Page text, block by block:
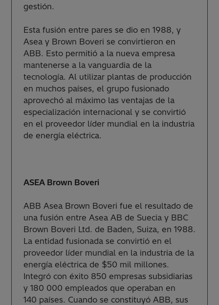
gestión.
Esta fusión entre pares se dio en 1988, y
Asea y Brown Boveri se convirtieron en
ABB. Esto permitió a la nueva empresa
mantenerse a la vanguardia de la
tecnología. Al utilizar plantas de producción
en muchos países, el grupo fusionado
aprovechó al máximo las ventajas de la
especialización internacional y se convirtió
en el proveedor líder mundial en la industria
de energía eléctrica.
ASEA Brown Boveri
ABB Asea Brown Boveri fue el resultado de
una fusión entre Asea AB de Suecia y BBC
Brown Boveri Ltd. de Baden, Suiza, en 1988.
La entidad fusionada se convirtió en el
proveedor líder mundial en la industria de la
energía eléctrica de $50 mil millones.
Integró con éxito 850 empresas subsidiarias
y 180 000 empleados que operaban en
140 países. Cuando se constituyó ABB, sus